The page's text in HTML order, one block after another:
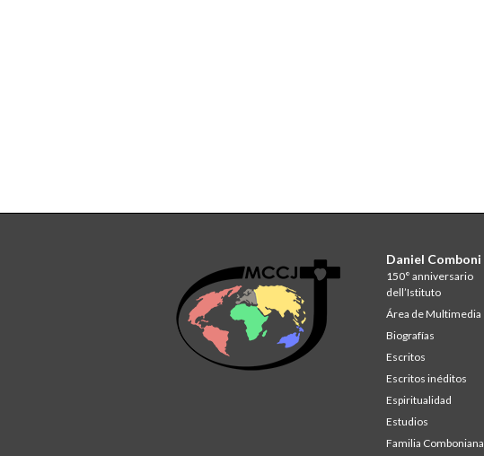
Daniel Comboni
150° anniversario
dell’Istituto
Área de Multimedia
Biografías
Escritos
Escritos inéditos
Espiritualidad
Estudios
Familia Comboniana